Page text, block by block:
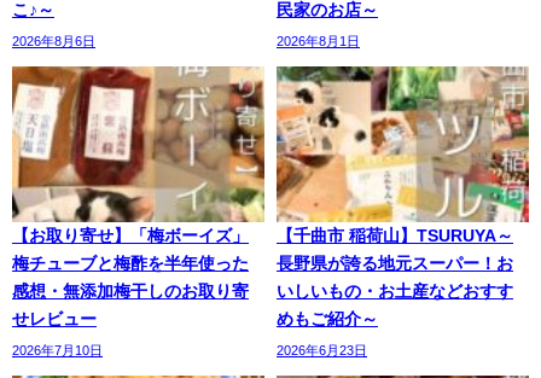
こ♪～
2026年8月6日
民家のお店～
2026年8月1日
【お取り寄せ】「梅ボーイズ」
梅チューブと梅酢を半年使った
感想・無添加梅干しのお取り寄
せレビュー
2026年7月10日
【千曲市 稲荷山】TSURUYA～
長野県が誇る地元スーパー！お
いしいもの・お土産などおすす
めもご紹介～
2026年6月23日